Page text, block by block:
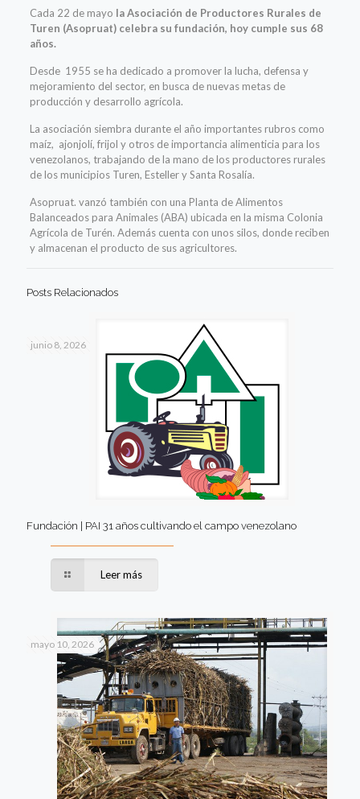
Cada 22 de mayo la Asociación de Productores Rurales de
Turen (Asopruat) celebra su fundación, hoy cumple sus 68
años.
Desde 1955 se ha dedicado a promover la lucha, defensa y
mejoramiento del sector, en busca de nuevas metas de
producción y desarrollo agrícola.
La asociación siembra durante el año importantes rubros como
maíz, ajonjolí, frijol y otros de importancia alimenticia para los
venezolanos, trabajando de la mano de los productores rurales
de los municipios Turen, Esteller y Santa Rosalía.
Asopruat. vanzó también con una Planta de Alimentos
Balanceados para Animales (ABA) ubicada en la misma Colonia
Agrícola de Turén. Además cuenta con unos silos, donde reciben
y almacenan el producto de sus agricultores.
Posts Relacionados
junio 8, 2026
Fundación | PAI 31 años cultivando el campo venezolano
Leer más
mayo 10, 2026